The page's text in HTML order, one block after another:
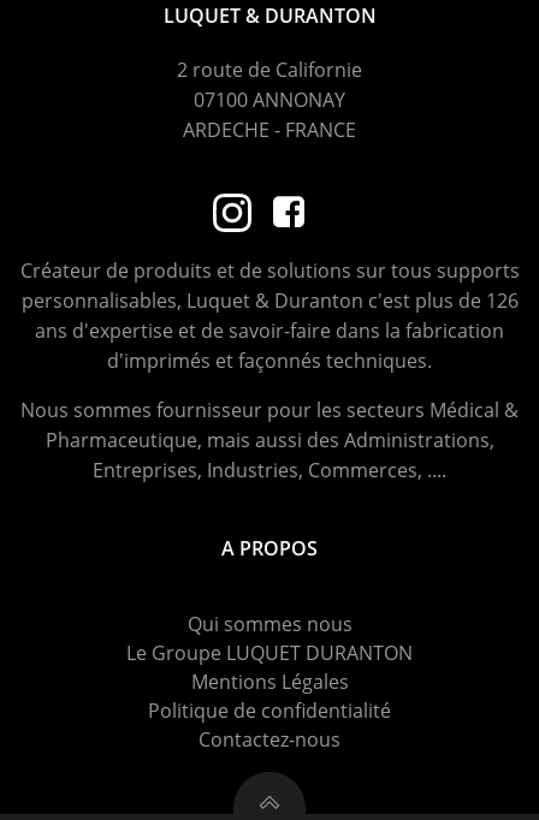
LUQUET & DURANTON
2 route de Californie
07100 ANNONAY
ARDECHE - FRANCE
Créateur de produits et de solutions sur tous supports
personnalisables, Luquet & Duranton c'est plus de 126
ans d'expertise et de savoir-faire dans la fabrication
d'imprimés et façonnés techniques.
Nous sommes fournisseur pour les secteurs Médical &
Pharmaceutique, mais aussi des Administrations,
Entreprises, Industries, Commerces, ....
A PROPOS
Qui sommes nous
Le Groupe LUQUET DURANTON
Mentions Légales
Politique de confidentialité
Contactez-nous